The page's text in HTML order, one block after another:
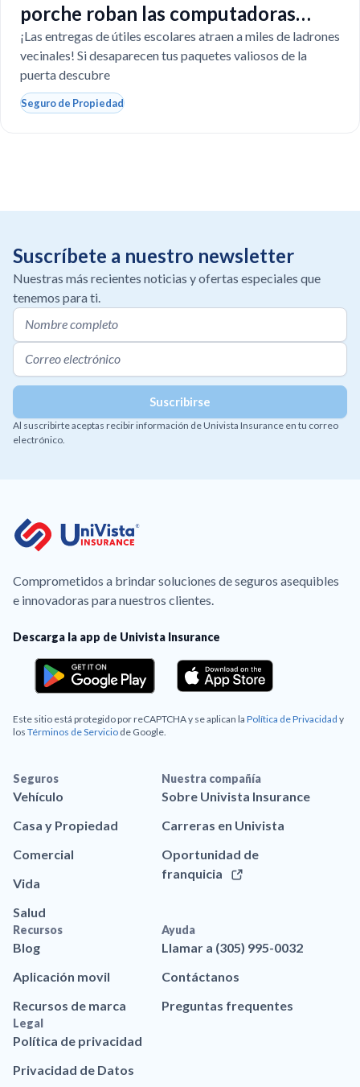
porche roban las computadoras
escolares?
¡Las entregas de útiles escolares atraen a miles de ladrones
vecinales! Si desaparecen tus paquetes valiosos de la
puerta descubre
Seguro de Propiedad
Suscríbete a nuestro newsletter
Nuestras más recientes noticias y ofertas especiales que
tenemos para ti.
Al suscribirte aceptas recibir información de Univista Insurance en tu correo
electrónico.
Comprometidos a brindar soluciones de seguros asequibles
e innovadoras para nuestros clientes.
Descarga la app de Univista Insurance
Este sitio está protegido por reCAPTCHA y se aplican la Política de Privacidad y
los Términos de Servicio de Google.
Seguros
Vehículo
Casa y Propiedad
Comercial
Vida
Salud
Nuestra compañía
Sobre Univista Insurance
Carreras en Univista
Oportunidad de
franquicia
Recursos
Blog
Aplicación movil
Recursos de marca
Ayuda
Llamar a (305) 995-0032
Contáctanos
Preguntas frequentes
Legal
Política de privacidad
Privacidad de Datos